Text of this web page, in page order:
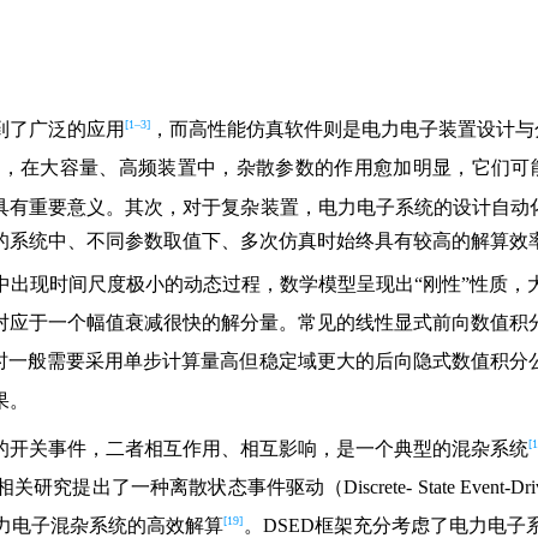
了广泛的应用 [1–3]
，而高性能仿真软件则是电力电子装置设计
在大容量、高频装置中，杂散参数的作用愈加明显，它们
重要意义。其次，对于复杂装置，电力电子系统的设计自动
统中、不同参数取值下、多次仿真时始终具有较高的解算效
现时间尺度极小的动态过程，数学模型呈现出“刚性”性质
应于一个幅值衰减很快的解分量。常见的线性显式前向数值
一般需要采用单步计算量高但稳定域更大的后向隐式数值积分
关事件，二者相互作用、相互影响，是一个典型的混杂系统
研究提出了一种离散状态事件驱动（Discrete- State Event-
电子混杂系统的高效解算[19] 。DSED框架充分考虑了电力电